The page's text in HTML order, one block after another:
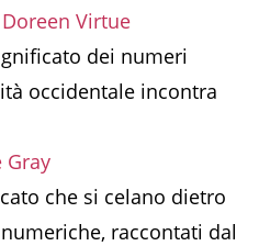
Virtue
dei numeri
occidentale incontra
che si celano dietro
raccontati dal